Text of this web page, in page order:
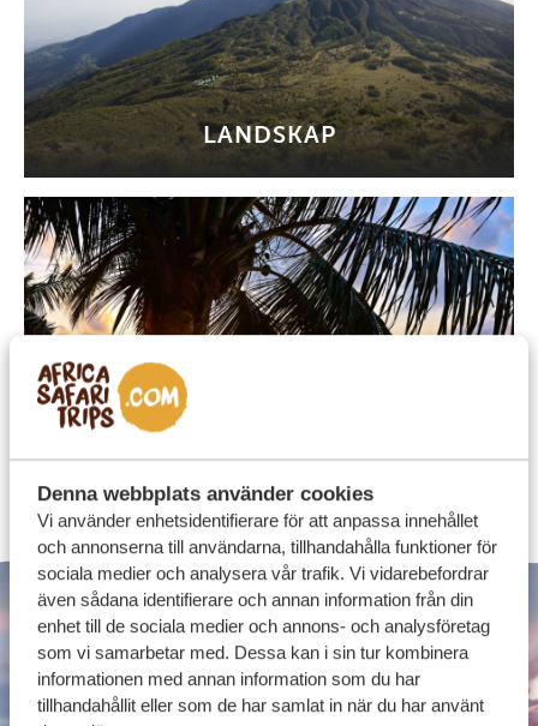
Denna webbplats använder cookies
Vi använder enhetsidentifierare för att anpassa innehållet
och annonserna till användarna, tillhandahålla funktioner för
sociala medier och analysera vår trafik. Vi vidarebefordrar
även sådana identifierare och annan information från din
enhet till de sociala medier och annons- och analysföretag
som vi samarbetar med. Dessa kan i sin tur kombinera
informationen med annan information som du har
tillhandahållit eller som de har samlat in när du har använt
LANDSKAP
STRÄNDER